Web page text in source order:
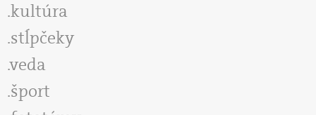
kultúra
stĺpčeky
veda
šport